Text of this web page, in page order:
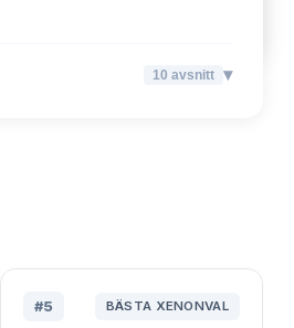
10 avsnitt ▾
#5 BÄSTA XENONVAL